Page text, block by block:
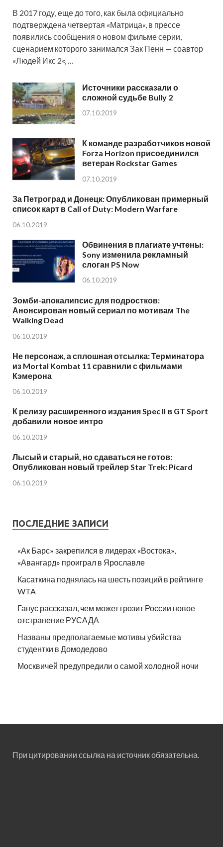
В 2017 году, еще до того, как была официально
подтверждена четвертая «Матрица«, в прессе
появились сообщения о новом фильме серии,
сценарием которого занимался Зак Пенн — соавтор
«Людей Икс 2«, …
Источники рассказали о
сложной судьбе Bully 2
07.10.2019
К команде разработчиков новой
Forza Horizon присоединился
ветеран Rockstar Games
07.10.2019
За Петроград и Донецк: Опубликован примерный
список карт в Call of Duty: Modern Warfare
06.10.2019
Обвинения в плагиате учтены:
Sony изменила рекламный
слоган PS Now
06.10.2019
Зомби-апокалипсис для подростков:
Анонсирован новый сериал по мотивам The
Walking Dead
06.10.2019
Не персонаж, а сплошная отсылка: Терминатора
из Mortal Kombat 11 сравнили с фильмами
Кэмерона
06.10.2019
К релизу расширенного издания Spec II в GT Sport
добавили новое интро
06.10.2019
Лысый и старый, но сдаваться не готов:
Опубликован новый трейлер Star Trek: Picard
06.10.2019
ПОСЛЕДНИЕ ЗАПИСИ
«Ак Барс» закрепился в лидерах «Востока»,
«Авангард» проиграл в Ярославле
Касаткина поднялась на шесть позиций в рейтинге
WTA
Ганус рассказал, чем может грозит России новое
отстранение РУСАДА
Названы предполагаемые мотивы убийства
студентки в Домодедово
Москвичей предупредили о самой холодной ночи
При цитировании ссылка на источник обязательна.